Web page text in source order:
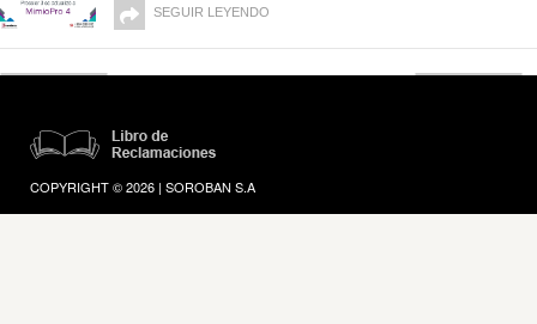
SEGUIR LEYENDO
COPYRIGHT © 2026 | SOROBAN S.A